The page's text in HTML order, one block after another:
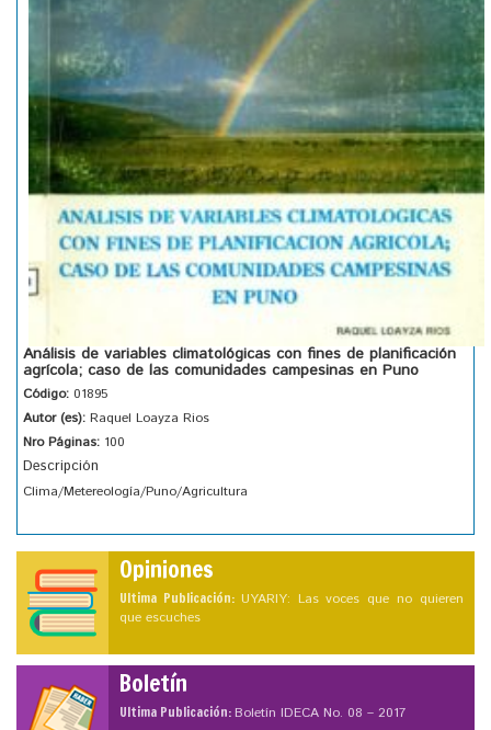
Análisis de variables climatológicas con fines de planificación
agrícola; caso de las comunidades campesinas en Puno
Código: 01895
Autor (es): Raquel Loayza Rios
Nro Páginas: 100
Descripción
Clima/Metereología/Puno/Agricultura
Opiniones
Ultima Publicación: UYARIY: Las voces que no quieren
que escuches
Boletín
Ultima Publicación:Boletín IDECA No. 08 – 2017